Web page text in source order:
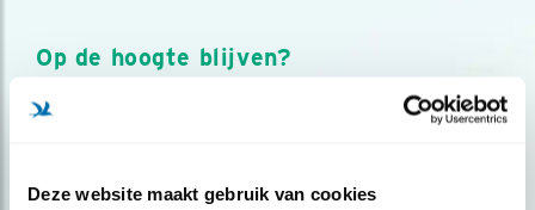
Deze website maakt gebruik van cookies
Op de hoogte blijven?
Meld je aan en ontvang nieuws, inspiratie, acties en tips
over vogels en activiteiten van Vogelbescherming.